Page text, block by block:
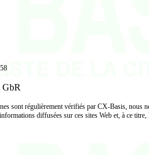
GbR
sont régulièrement vérifiés par CX-Basis, nous
diffusées sur ces sites Web et, à ce